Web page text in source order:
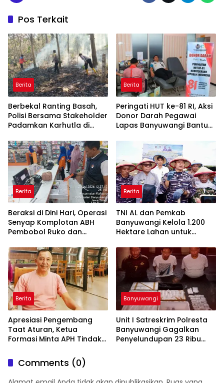
Pos Terkait
Berita
Berbekal Ranting Basah,
Polisi Bersama Stakeholder
Padamkan Karhutla di
Trenggalek
Berita
Peringati HUT ke-81 RI, Aksi
Donor Darah Pegawai
Lapas Banyuwangi Bantu
Berita
Beraksi di Dini Hari, Operasi
Senyap Komplotan ABH
Pembobol Ruko dan
Macan Blambangan
Berita
TNI AL dan Pemkab
Banyuwangi Kelola 1.200
Hektare Lahan untuk
Nasional
Berita
Apresiasi Pengembang
Taat Aturan, Ketua
Formasi Minta APH Tindak
Pertanyakan Perizinan di
Gambor
Banyuwangi
Unit I Satreskrim Polresta
Banyuwangi Gagalkan
Penyelundupan 23 Ribu
Comments (0)